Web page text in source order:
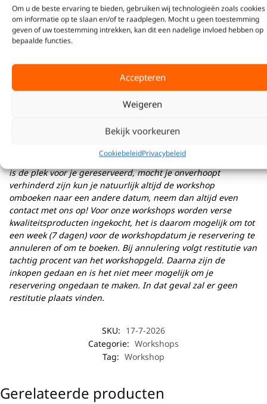
Om u de beste ervaring te bieden, gebruiken wij technologieën zoals cookies
om informatie op te slaan en/of te raadplegen. Mocht u geen toestemming
geven of uw toestemming intrekken, kan dit een nadelige invloed hebben op
bepaalde functies.
Accepteren
Weigeren
Bekijk voorkeuren
CookiebeleidPrivacybeleid
De workshops hebben plek voor maximaal 12 personen. Met
meer mensen komen? Of liever met een kleiner groepje een
privé workshop? Lijkt het je gezellig als bedrijfsuitje? Neem
dancontactmet ons op voor de mogelijkheden!
Wanneer er te weinig inschrijvingen zijn voor een workshop
zijn we genoodzaakt deze te annuleren. We behouden ons
voorkomen dan laten we dit minimaal 1 week voor de
of kun je je inschrijven voor een andere datum!
Wanneer je bent ingeschreven voor een workshop
is de plek voor je gereserveerd, mocht je onverhoopt
verhinderd zijn kun je natuurlijk altijd de workshop
omboeken naar een andere datum, neem dan altijd even
contact met ons op! Voor onze workshops worden verse
kwaliteitsproducten ingekocht, het is daarom mogelijk om tot
een week (7 dagen) voor de workshopdatum je reservering te
annuleren of om te boeken. Bij annulering volgtrestitutievan
tachtig procent van het workshopgeld. Daarna zijn de
inkopen gedaan en is het niet meer mogelijk om je
reservering ongedaan te maken. In dat geval zal er geen
restitutie plaats vinden.
SKU: 17-7-2026
Categorie: Workshops
Tag: Workshop
Gerelateerde producten